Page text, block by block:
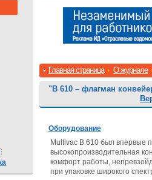
Главная страница О журнале
"B 610 – флагман
Оборудование
Multivac B 610 был впервые
высокопроизводительная
комфорт работы,
при упаковке широкого